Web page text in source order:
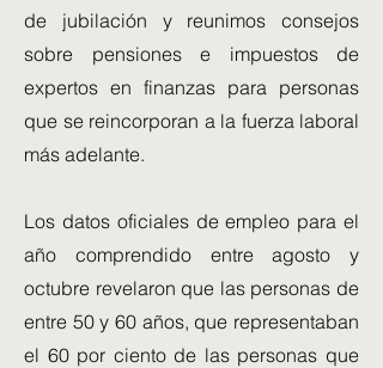
de jubilación y reunimos consejos
sobre pensiones e impuestos de
expertos en finanzas para personas
que se reincorporan a la fuerza laboral
más adelante.
Los datos oficiales de empleo para el
año comprendido entre agosto y
octubre revelaron que las personas de
entre 50 y 60 años, que representaban
el 60 por ciento de las personas que